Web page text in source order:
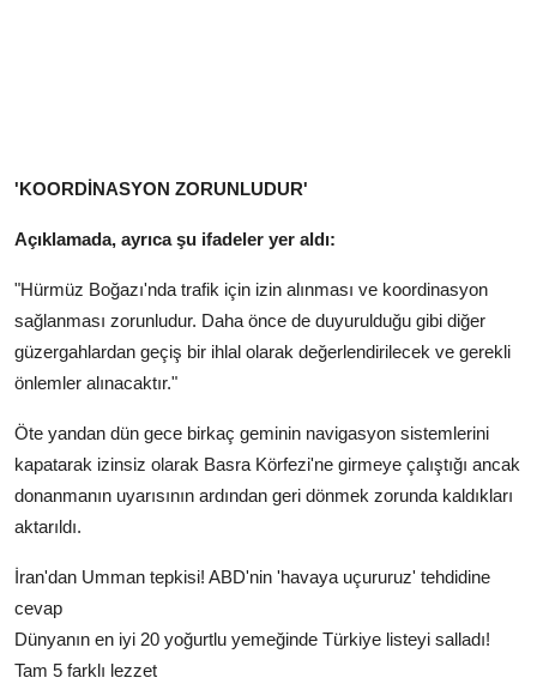
'KOORDİNASYON ZORUNLUDUR'
Açıklamada, ayrıca şu ifadeler yer aldı:
"Hürmüz Boğazı'nda trafik için izin alınması ve koordinasyon
sağlanması zorunludur. Daha önce de duyurulduğu gibi diğer
güzergahlardan geçiş bir ihlal olarak değerlendirilecek ve gerekli
önlemler alınacaktır."
Öte yandan dün gece birkaç geminin navigasyon sistemlerini
kapatarak izinsiz olarak Basra Körfezi'ne girmeye çalıştığı ancak
donanmanın uyarısının ardından geri dönmek zorunda kaldıkları
aktarıldı.
İran'dan Umman tepkisi! ABD'nin 'havaya uçururuz' tehdidine
cevap
Dünyanın en iyi 20 yoğurtlu yemeğinde Türkiye listeyi salladı!
Tam 5 farklı lezzet